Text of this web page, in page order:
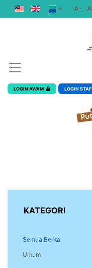
A- A
LOGIN AWAM LOGIN STAF
KATEGORI
Semua Berita
Umum